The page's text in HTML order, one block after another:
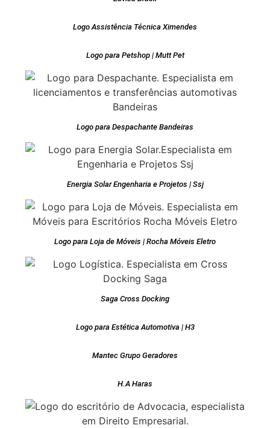
Logo Assistência Técnica Ximendes
Logo para Petshop | Mutt Pet
Logo para Despachante Bandeiras
Energia Solar Engenharia e Projetos | Ssj
Logo para Loja de Móveis | Rocha Móveis Eletro
Saga Cross Docking
Logo para Estética Automotiva | H3
Mantec Grupo Geradores
H.A Haras